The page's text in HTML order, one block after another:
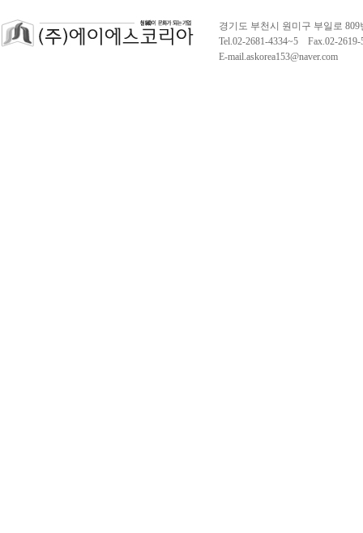
경기도 부천시 원미구 부일로
Tel.02-2681-4334~5 Fax.02-
E-mail.askorea153@naver.com